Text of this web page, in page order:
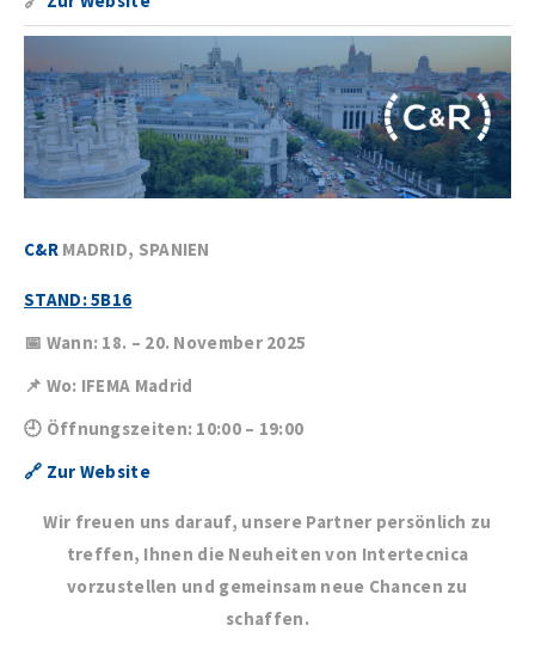
C&RMADRID, SPANIEN
STAND: 5B16
📅 Wann: 18. – 20. November 2025
📌 Wo: IFEMA Madrid
🕘 Öffnungszeiten: 10:00 – 19:00
🔗 Zur Website
Wir freuen uns darauf, unsere Partner persönlich zu
treffen, Ihnen die Neuheiten von Intertecnica
vorzustellen und gemeinsam neue Chancen zu
schaffen.